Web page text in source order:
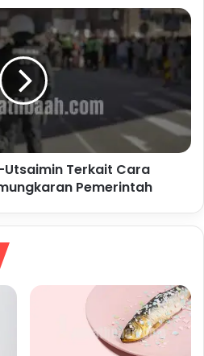
Utsaimin Terkait Cara
Pemerintah